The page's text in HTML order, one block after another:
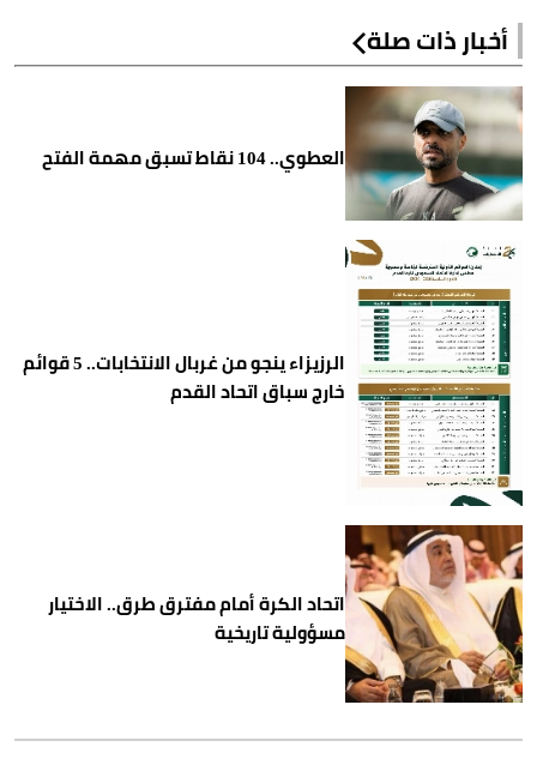
أخبار ذات صلة
العطوي.. 104 نقاط تسبق مهمة الفتح
الرزيزاء ينجو من غربال الانتخابات.. 5 قوائم
خارج سباق اتحاد القدم
اتحاد الكرة أمام مفترق طرق.. الاختيار
مسؤولية تاريخية